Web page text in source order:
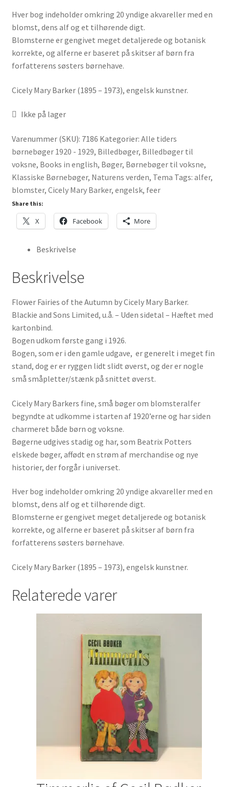
Hver bog indeholder omkring 20 yndige akvareller med en
blomst, dens alf og et tilhørende digt.
Blomsterne er gengivet meget detaljerede og botanisk
korrekte, og alferne er baseret på skitser af børn fra
forfatterens søsters børnehave.
Cicely Mary Barker (1895 – 1973), engelsk kunstner.
Ikke på lager
Varenummer (SKU): 7186 Kategorier: Alle tiders
børnebøger 1920 - 1929, Billedbøger, Billedbøger til
voksne, Books in english, Bøger, Børnebøger til voksne,
Klassiske Børnebøger, Naturens verden, Tema Tags: alfer,
blomster, Cicely Mary Barker, engelsk, feer
Share this:
X Facebook More
Beskrivelse
Beskrivelse
Flower Fairies of the Autumn by Cicely Mary Barker.
Blackie and Sons Limited, u.å. – Uden sidetal – Hæftet med
kartonbind.
Bogen udkom første gang i 1926.
Bogen, som er i den gamle udgave, er generelt i meget fin
stand, dog er er ryggen lidt slidt øverst, og der er nogle
små småpletter/stænk på snittet øverst.
Cicely Mary Barkers fine, små bøger om blomsteralfer
begyndte at udkomme i starten af 1920’erne og har siden
charmeret både børn og voksne.
Bøgerne udgives stadig og har, som Beatrix Potters
elskede bøger, affødt en strøm af merchandise og nye
historier, der forgår i universet.
Hver bog indeholder omkring 20 yndige akvareller med en
blomst, dens alf og et tilhørende digt.
Blomsterne er gengivet meget detaljerede og botanisk
korrekte, og alferne er baseret på skitser af børn fra
forfatterens søsters børnehave.
Cicely Mary Barker (1895 – 1973), engelsk kunstner.
Relaterede varer